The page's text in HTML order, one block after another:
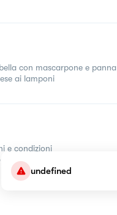
undefined
con mascarpone e panna
ai lamponi
e condizioni